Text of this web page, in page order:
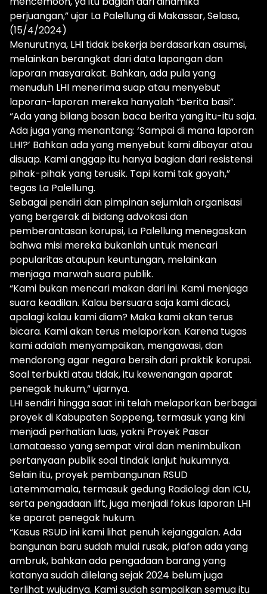
perjuangan,” ujar La Palellung di Makassar, Selasa,
(15/4/2024)
Menurutnya, LHI tidak bekerja berdasarkan asumsi,
melainkan berangkat dari data lapangan dan
laporan masyarakat. Bahkan, ada pula yang
menuduh LHI menerima suap atau menyebut
laporan-laporan mereka hanyalah “berita basi”.
“Ada yang bilang bosan baca berita yang itu-itu saja.
Ada juga yang menantang: ‘Sampai di mana laporan
LHI?’ Bahkan ada yang menyebut kami dibayar atau
disuap. Kami anggap itu hanya bagian dari resistensi
pihak-pihak yang terusik. Tapi kami tak goyah,”
tegas La Palellung.
Sebagai pendiri dan pimpinan sejumlah organisasi
yang bergerak di bidang advokasi dan
pemberantasan korupsi, La Palellung menegaskan
bahwa misi mereka bukanlah untuk mencari
popularitas ataupun keuntungan, melainkan
menjaga marwah suara publik.
“Kami bukan mencari makan dari ini. Kami menjaga
suara keadilan. Kalau bersuara saja kami dicaci,
apalagi kalau kami diam? Maka kami akan terus
bicara. Kami akan terus melaporkan. Karena tugas
kami adalah menyampaikan, mengawasi, dan
mendorong agar negara bersih dari praktik korupsi.
Soal terbukti atau tidak, itu kewenangan aparat
penegak hukum,” ujarnya.
LHI sendiri hingga saat ini telah melaporkan berbagai
proyek di Kabupaten Soppeng, termasuk yang kini
menjadi perhatian luas, yakni Proyek Pasar
Lamataesso yang sempat viral dan menimbulkan
pertanyaan publik soal tindak lanjut hukumnya.
Selain itu, proyek pembangunan RSUD
Latemmamala, termasuk gedung Radiologi dan ICU,
serta pengadaan lift, juga menjadi fokus laporan LHI
ke aparat penegak hukum.
“Kasus RSUD ini kami lihat penuh kejanggalan. Ada
bangunan baru sudah mulai rusak, plafon ada yang
ambruk, bahkan ada pengadaan barang yang
katanya sudah dilelang sejak 2024 belum juga
terlihat wujudnya. Kami sudah sampaikan semua itu